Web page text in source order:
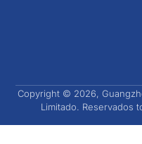
Copyright © 2026,
Limitado. Reservados